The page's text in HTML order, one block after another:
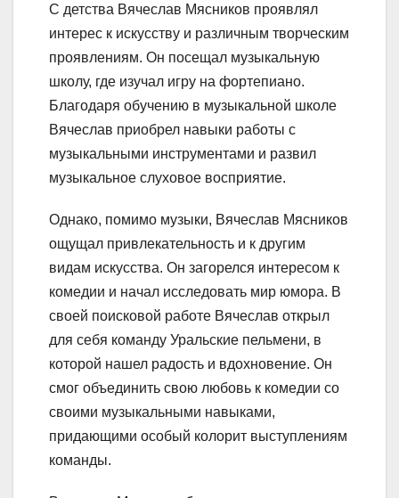
С детства Вячеслав Мясников проявлял
интерес к искусству и различным творческим
проявлениям. Он посещал музыкальную
школу, где изучал игру на фортепиано.
Благодаря обучению в музыкальной школе
Вячеслав приобрел навыки работы с
музыкальными инструментами и развил
музыкальное слуховое восприятие.
Однако, помимо музыки, Вячеслав Мясников
ощущал привлекательность и к другим
видам искусства. Он загорелся интересом к
комедии и начал исследовать мир юмора. В
своей поисковой работе Вячеслав открыл
для себя команду Уральские пельмени, в
которой нашел радость и вдохновение. Он
смог объединить свою любовь к комедии со
своими музыкальными навыками,
придающими особый колорит выступлениям
команды.